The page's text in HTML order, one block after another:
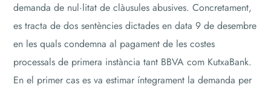
demanda de nul·litat de clàusules abusives. Concretament,
es tracta de dos sentències dictades en data 9 de desembre
en les quals condemna al pagament de les costes
processals de primera instància tant BBVA com KutxaBank.
En el primer cas es va estimar íntegrament la demanda per